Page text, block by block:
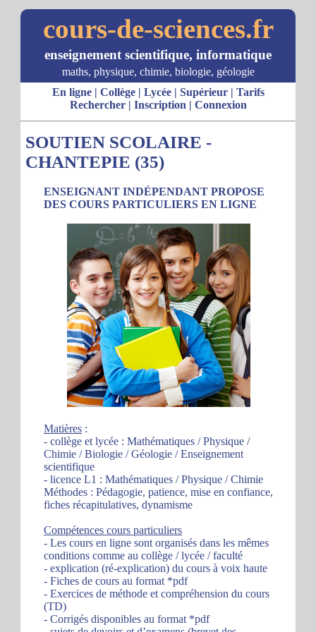
cours-de-sciences.fr
enseignement scientifique, informatique
maths, physique, chimie, biologie, géologie
En ligne| Collège| Lycée| Supérieur| Tarifs
Rechercher| Inscription | Connexion
SOUTIEN SCOLAIRE -
CHANTEPIE (35)
ENSEIGNANT INDÉPENDANT PROPOSE
DES COURS PARTICULIERS EN LIGNE
Matières :
- collège et lycée : Mathématiques / Physique /
Chimie / Biologie / Géologie / Enseignement
scientifique
- licence L1 : Mathématiques / Physique / Chimie
Méthodes : Pédagogie, patience, mise en confiance,
fiches récapitulatives, dynamisme
Compétences cours particuliers
- Les cours en ligne sont organisés dans les mêmes
conditions comme au collège / lycée / faculté
- explication (ré-explication) du cours à voix haute
- Fiches de cours au format *pdf
- Exercices de méthode et compréhension du cours
(TD)
- Corrigés disponibles au format *pdf